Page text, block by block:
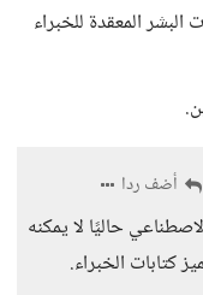
المعقدة للخبراء
أضف ردا
حاليًا لا يمكنه
كتابات الخبراء.